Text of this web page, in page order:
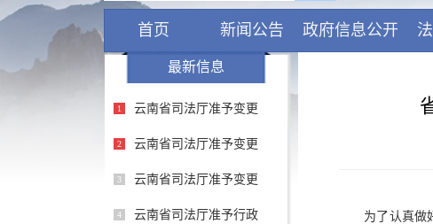
首页 新闻公告 政府信息公开
最新信息
1 云南省司法厅准予变更
2 云南省司法厅准予变更
3 云南省司法厅准予变更
4 云南省司法厅准予行政 为了认真做